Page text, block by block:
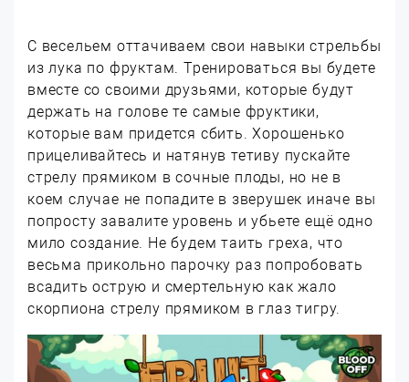
С весельем оттачиваем свои навыки стрельбы
из лука по фруктам. Тренироваться вы будете
вместе со своими друзьями, которые будут
держать на голове те самые фруктики,
которые вам придется сбить. Хорошенько
прицеливайтесь и натянув тетиву пускайте
стрелу прямиком в сочные плоды, но не в
коем случае не попадите в зверушек иначе вы
попросту завалите уровень и убьете ещё одно
мило создание. Не будем таить греха, что
весьма прикольно парочку раз попробовать
всадить острую и смертельную как жало
скорпиона стрелу прямиком в глаз тигру.